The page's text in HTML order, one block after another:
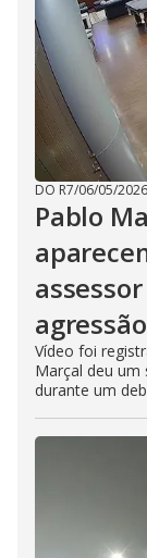
DO R7/06/05/2026
Pablo
agressão
Vídeo foi
Marçal deu um
durante um